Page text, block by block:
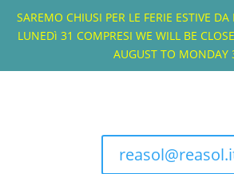
SAREMO CHIUSI PER LE FERIE ESTIVE
LUNEDì 31 COMPRESI WE WILL BE
AUGUST TO MONDAY